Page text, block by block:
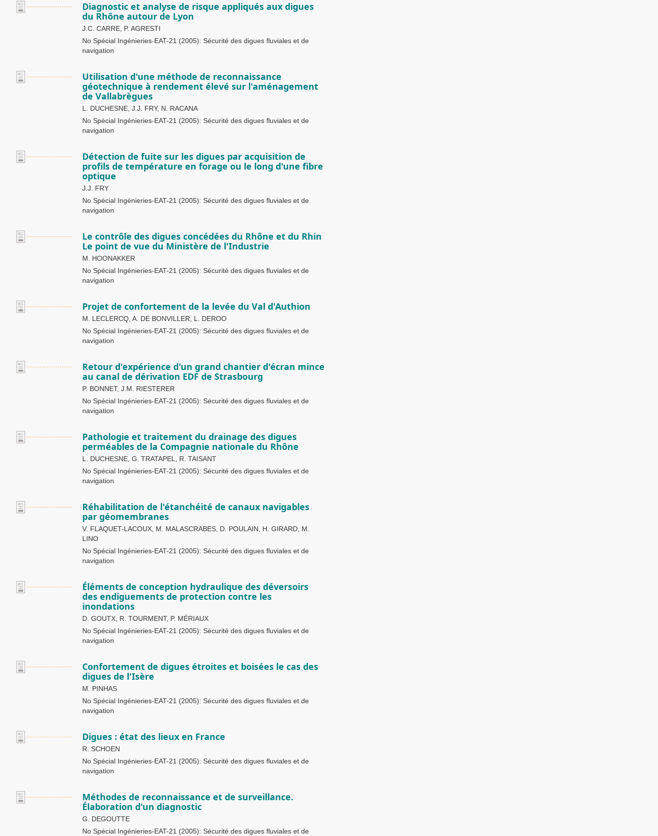
Diagnostic et analyse de risque appliqués aux digues
du Rhône autour de Lyon
J.C. CARRE, P. AGRESTI
No Spécial Ingénieries-EAT-21 (2005): Sécurité des digues fluviales et de
navigation
Utilisation d'une méthode de reconnaissance
géotechnique à rendement élevé sur l'aménagement
de Vallabrègues
L. DUCHESNE, J.J. FRY, N. RACANA
No Spécial Ingénieries-EAT-21 (2005): Sécurité des digues fluviales et de
navigation
Détection de fuite sur les digues par acquisition de
profils de température en forage ou le long d'une fibre
optique
J.J. FRY
No Spécial Ingénieries-EAT-21 (2005): Sécurité des digues fluviales et de
navigation
Le contrôle des digues concédées du Rhône et du Rhin
Le point de vue du Ministère de l'Industrie
M. HOONAKKER
No Spécial Ingénieries-EAT-21 (2005): Sécurité des digues fluviales et de
navigation
Projet de confortement de la levée du Val d'Authion
M. LECLERCQ, A. DE BONVILLER, L. DEROO
No Spécial Ingénieries-EAT-21 (2005): Sécurité des digues fluviales et de
navigation
Retour d'expérience d'un grand chantier d'écran mince
au canal de dérivation EDF de Strasbourg
P. BONNET, J.M. RIESTERER
No Spécial Ingénieries-EAT-21 (2005): Sécurité des digues fluviales et de
navigation
Pathologie et traitement du drainage des digues
perméables de la Compagnie nationale du Rhône
L. DUCHESNE, G. TRATAPEL, R. TAISANT
No Spécial Ingénieries-EAT-21 (2005): Sécurité des digues fluviales et de
navigation
Réhabilitation de l'étanchéité de canaux navigables
par géomembranes
V. FLAQUET-LACOUX, M. MALASCRABES, D. POULAIN, H. GIRARD, M.
LINO
No Spécial Ingénieries-EAT-21 (2005): Sécurité des digues fluviales et de
navigation
Éléments de conception hydraulique des déversoirs
des endiguements de protection contre les
inondations
D. GOUTX, R. TOURMENT, P. MÉRIAUX
No Spécial Ingénieries-EAT-21 (2005): Sécurité des digues fluviales et de
navigation
Confortement de digues étroites et boisées le cas des
digues de l'Isère
M. PINHAS
No Spécial Ingénieries-EAT-21 (2005): Sécurité des digues fluviales et de
navigation
Digues : état des lieux en France
R. SCHOEN
No Spécial Ingénieries-EAT-21 (2005): Sécurité des digues fluviales et de
navigation
Méthodes de reconnaissance et de surveillance.
Élaboration d'un diagnostic
G. DEGOUTTE
No Spécial Ingénieries-EAT-21 (2005): Sécurité des digues fluviales et de